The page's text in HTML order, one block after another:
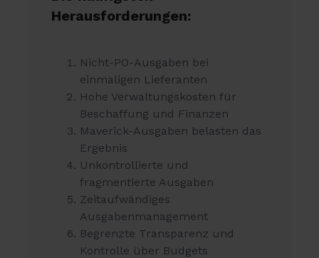
Herausforderungen:
Nicht-PO-Ausgaben bei
einmaligen Lieferanten
Hohe Verwaltungskosten für
Beschaffung und Finanzen
Maverick-Ausgaben belasten das
Ergebnis
Unkontrollierte und
fragmentierte Ausgaben
Zeitaufwändiges
Ausgabenmanagement
Begrenzte Transparenz und
Kontrolle über Budgets